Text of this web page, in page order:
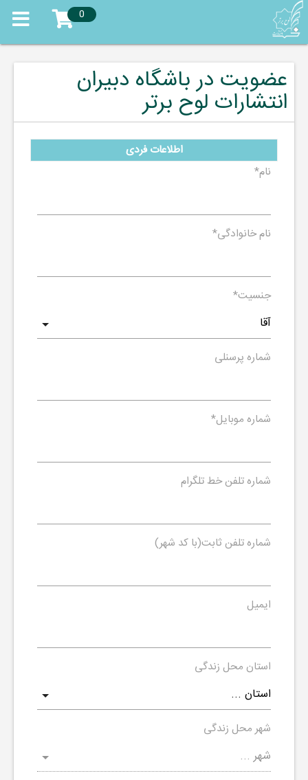
0
عضویت در باشگاه دبیران
انتشارات لوح برتر
اطلاعات فردی
نام*
نام خانوادگی*
جنسیت*
شماره پرسنلی
شماره موبایل*
شماره تلفن خط تلگرام
شماره تلفن ثابت(با کد شهر)
ایمیل
استان محل زندگی
شهر محل زندگی